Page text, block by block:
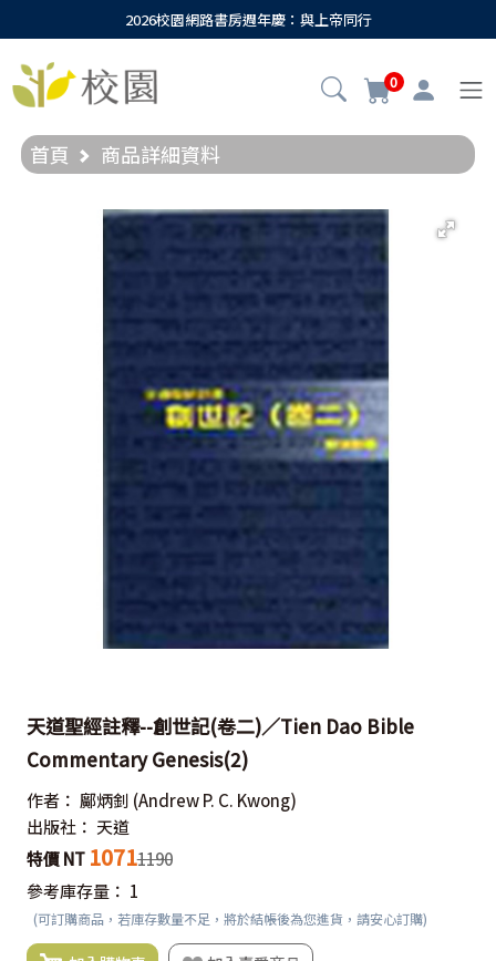
2026校園網路書房週年慶：與上帝同行
0
首頁 商品詳細資料
天道聖經註釋--創世記(卷二)／Tien Dao Bible
Commentary Genesis(2)
作者： 鄺炳釗 (Andrew P. C. Kwong)
出版社： 天道
特價 NT 10711190
參考庫存量： 1
(可訂購商品，若庫存數量不足，將於結帳後為您進貨，請安心訂購)